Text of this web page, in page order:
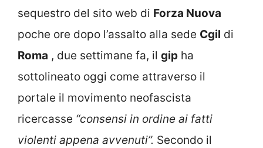
sequestro del sito web di Forza Nuova
poche ore dopo l’assalto alla sede Cgil di
Roma , due settimane fa, il gip ha
sottolineato oggi come attraverso il
portale il movimento neofascista
ricercasse “consensi in ordine ai fatti
violenti appena avvenuti”. Secondo il